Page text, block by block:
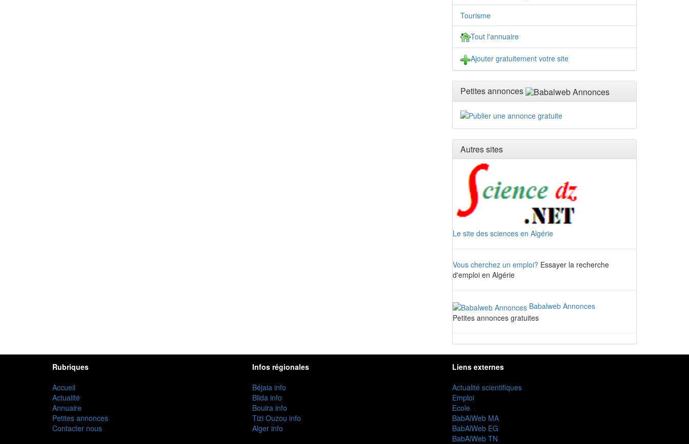
Tourisme
Tout l'annuaire
Ajouter gratuitement votre site
Petites annonces
Autres sites
Le site des sciences en Algérie
Vous cherchez un emploi? Essayer la recherche
d'emploi en Algérie
Babalweb Annonces
Petites annonces gratuites
Rubriques
Accueil
Actualité
Annuaire
Petites annonces
Contacter nous
Infos régionales
Béjaia info
Blida info
Bouira info
Tizi Ouzou info
Alger info
Liens externes
Actualité scientifiques
Emploi
Ecole
BabAlWeb MA
BabAlWeb EG
BabAlWeb TN